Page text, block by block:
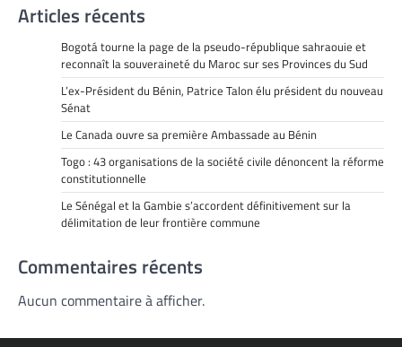
Articles récents
Bogotá tourne la page de la pseudo-république sahraouie et
reconnaît la souveraineté du Maroc sur ses Provinces du Sud
L’ex-Président du Bénin, Patrice Talon élu président du nouveau
Sénat
Le Canada ouvre sa première Ambassade au Bénin
Togo : 43 organisations de la société civile dénoncent la réforme
constitutionnelle
Le Sénégal et la Gambie s’accordent définitivement sur la
délimitation de leur frontière commune
Commentaires récents
Aucun commentaire à afficher.